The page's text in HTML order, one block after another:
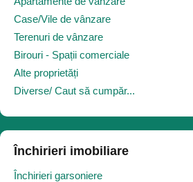
Case/Vile de vânzare
Terenuri de vânzare
Birouri - Spații comerciale
Alte proprietăți
Diverse/ Caut să cumpăr...
Închirieri imobiliare
Închirieri garsoniere